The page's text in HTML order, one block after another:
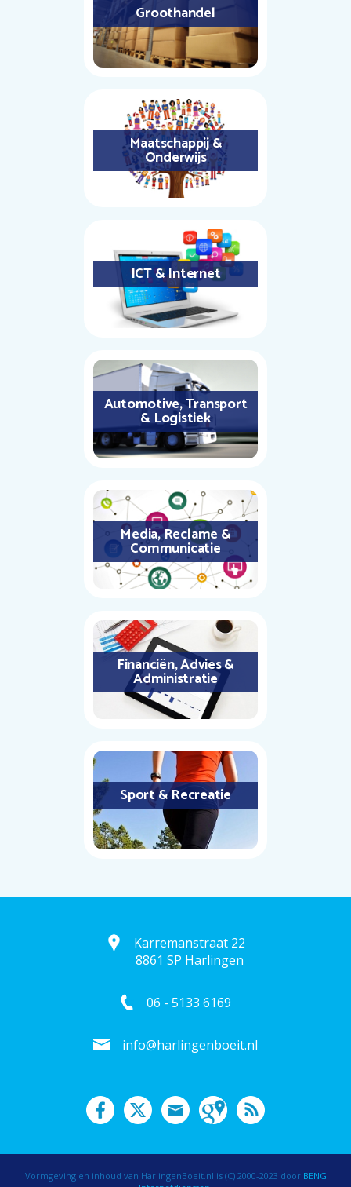
Groothandel
Maatschappij &
Onderwijs
ICT & Internet
Automotive, Transport
& Logistiek
Media, Reclame &
Communicatie
Financiën, Advies &
Administratie
Sport & Recreatie
Karremanstraat 22
8861 SP Harlingen
06 - 5133 6169
info@harlingenboeit.nl
Vormgeving en inhoud van HarlingenBoeit.nl is (C) 2000-2023 door BENG